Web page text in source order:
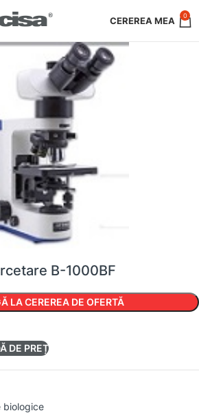
0
a mări
B-1000BF
LA CEREREA DE OFERTĂ
DE PREȚ
biologice